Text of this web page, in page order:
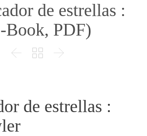
de estrellas :
Book, PDF)
  
de estrellas :